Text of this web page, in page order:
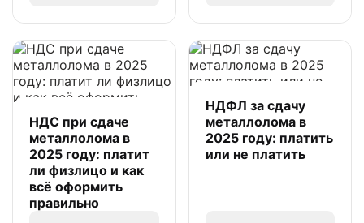
НДС при сдаче
металлолома в
2025 году: платит
ли физлицо и как
всё оформить
правильно
НДФЛ за сдачу
металлолома в
2025 году: платить
или не платить